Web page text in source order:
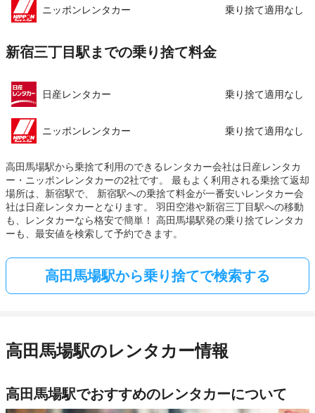
ニッポンレンタカー 乗り捨て適用なし
新宿三丁目駅までの乗り捨て料金
日産レンタカー 乗り捨て適用なし
ニッポンレンタカー 乗り捨て適用なし
高田馬場駅から乗捨て利用のできるレンタカー会社は日産レンタカ
ー・ニッポンレンタカーの2社です。 最もよく利用される乗捨て返却
場所は、新宿駅で、 新宿駅への乗捨て料金が一番安いレンタカー会
社は日産レンタカーとなります。 羽田空港や新宿三丁目駅への移動
も、レンタカーなら格安で簡単！ 高田馬場駅発の乗り捨てレンタカ
ーも、最安値を検索して予約できます。
高田馬場駅から乗り捨てで検索する
高田馬場駅のレンタカー情報
高田馬場駅でおすすめのレンタカーについて